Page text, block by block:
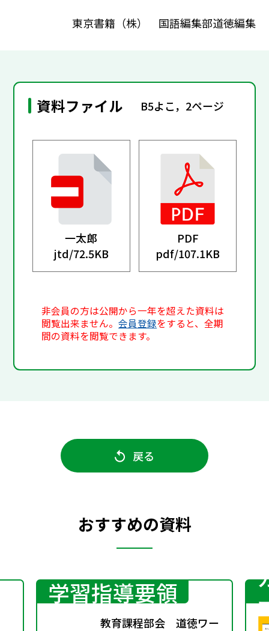
東京書籍（株） 国語編集部道徳編集
資料ファイル B5よこ，2ページ
一太郎
jtd/72.5KB
PDF
pdf/107.1KB
非会員の方は公開から一年を超えた資料は
閲覧出来ません。会員登録をすると、全期
間の資料を閲覧できます。
戻る
おすすめの資料
学習指導要領
教育課程部会 道徳ワー